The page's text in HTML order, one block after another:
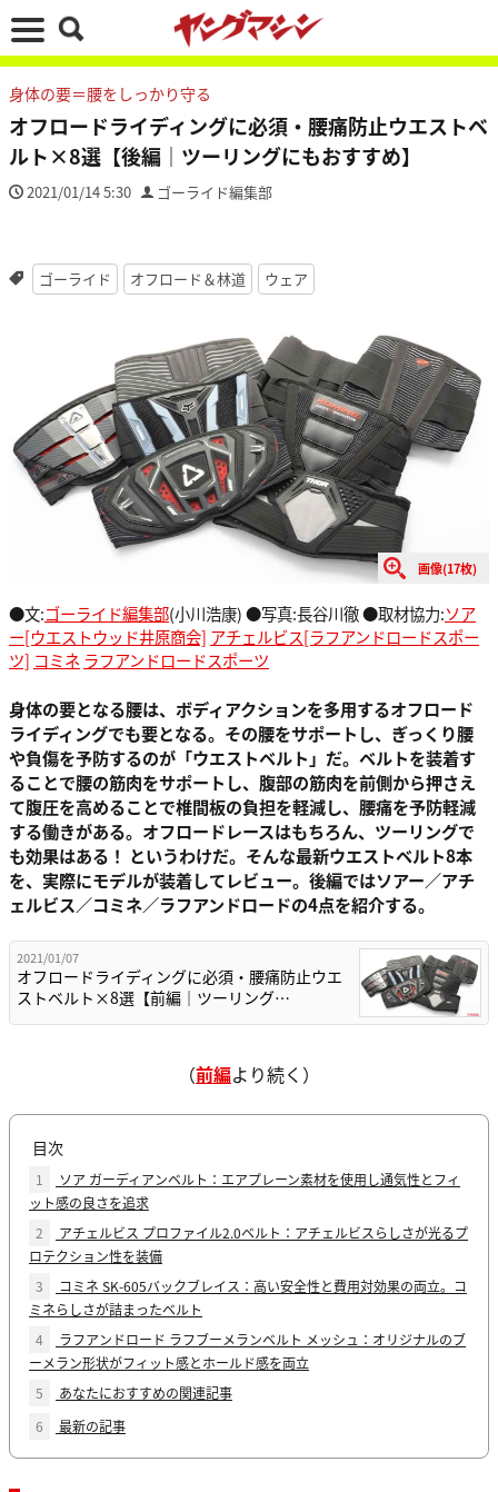
身体の要＝腰をしっかり守る
オフロードライディングに必須・腰痛防止ウエストベ
ルト×8選【後編｜ツーリングにもおすすめ】
2021/01/14 5:30 ゴーライド編集部
ゴーライド オフロード＆林道 ウェア
画像(17枚)
●文:ゴーライド編集部(小川浩康) ●写真:長谷川徹 ●取材協力:ソア
ー[ウエストウッド井原商会] アチェルビス[ラフアンドロードスポー
ツ] コミネ ラフアンドロードスポーツ
身体の要となる腰は、ボディアクションを多用するオフロード
ライディングでも要となる。その腰をサポートし、ぎっくり腰
や負傷を予防するのが「ウエストベルト」だ。ベルトを装着す
ることで腰の筋肉をサポートし、腹部の筋肉を前側から押さえ
て腹圧を高めることで椎間板の負担を軽減し、腰痛を予防軽減
する働きがある。オフロードレースはもちろん、ツーリングで
も効果はある！ というわけだ。そんな最新ウエストベルト8本
を、実際にモデルが装着してレビュー。後編ではソアー／アチ
ェルビス／コミネ／ラフアンドロードの4点を紹介する。
2021/01/07
オフロードライディングに必須・腰痛防止ウエ
ストベルト×8選【前編｜ツーリング…
（前編より続く）
目次
1
ソア ガーディアンベルト：エアプレーン素材を使用し通気性とフィ
ット感の良さを追求
2
アチェルビス プロファイル2.0ベルト：アチェルビスらしさが光るプ
ロテクション性を装備
3
コミネ SK-605バックブレイス：高い安全性と費用対効果の両立。コ
ミネらしさが詰まったベルト
4
ラフアンドロード ラフブーメランベルト メッシュ：オリジナルのブ
ーメラン形状がフィット感とホールド感を両立
5
あなたにおすすめの関連記事
6
最新の記事